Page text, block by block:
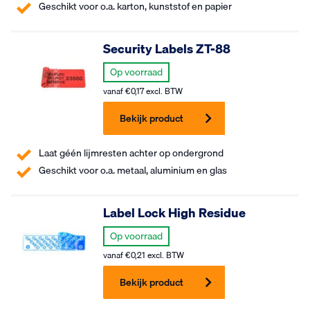
Geschikt voor o.a. karton, kunststof en papier
Laat géén lijmresten achter op ondergrond
Geschikt voor o.a. metaal, aluminium en glas
Security Labels ZT-88
Op voorraad
vanaf€0,17excl. BTW
Bekijk product
Label Lock High Residue
Op voorraad
vanaf€0,21 excl. BTW
Bekijk product